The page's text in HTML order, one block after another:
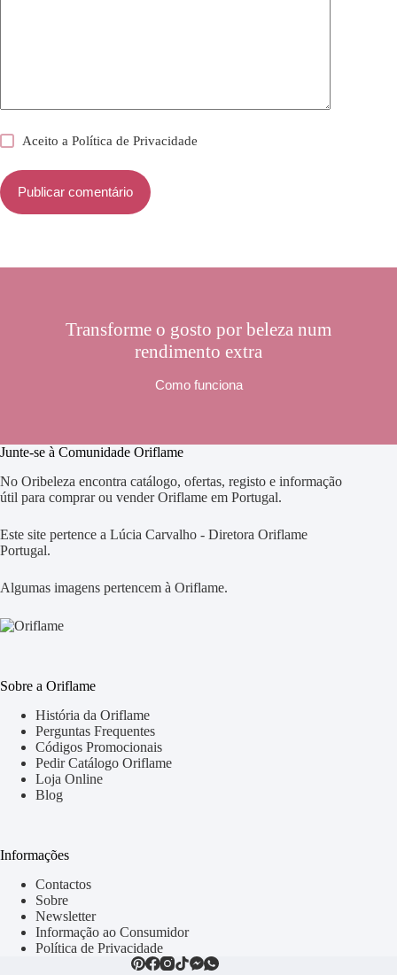
Aceito aPolítica de Privacidade
Publicar comentário
Transforme o gosto por beleza num
rendimento extra
Como funciona
Junte-se à Comunidade Oriflame
No Oribeleza encontra catálogo, ofertas, registo e informação
útil para comprar ou vender Oriflame em Portugal.
Este site pertence a Lúcia Carvalho - Diretora Oriflame
Portugal.
Algumas imagens pertencem à Oriflame.
Sobre a Oriflame
História da Oriflame
Perguntas Frequentes
Códigos Promocionais
Pedir Catálogo Oriflame
Loja Online
Blog
Informações
Contactos
Sobre
Newsletter
Informação ao Consumidor
Política de Privacidade